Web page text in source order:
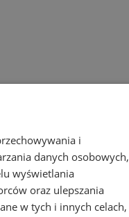
i
danych osobowych,
wyświetlania
oraz ulepszania
w tych i innych celach,